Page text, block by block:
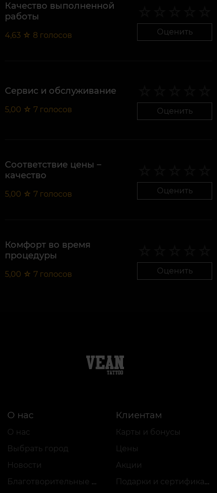
Качество выполненной
работы
4,63 ☆ 8 голосов Оценить
Сервис и обслуживание
5,00 ☆ 7 голосов Оценить
Соответствие цены –
качество
5,00 ☆ 7 голосов Оценить
Комфорт во время
процедуры
5,00 ☆ 7 голосов Оценить
О нас
О нас
Выбрать город
Новости
Благотворительные проекты
Клиентам
Карты и бонусы
Цены
Акции
Подарки и сертификаты